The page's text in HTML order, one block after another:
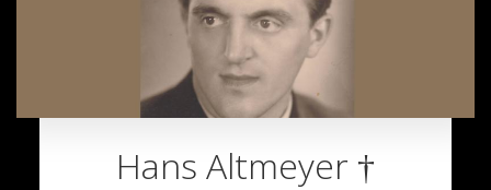
Hans Altmeyer †